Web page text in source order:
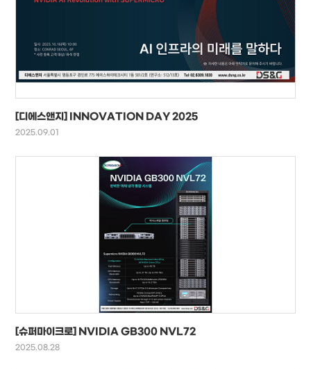
[디에스앤지] INNOVATION DAY 2025
2025.09.01
[슈퍼마이크로] NVIDIA GB300 NVL72
2025.08.28